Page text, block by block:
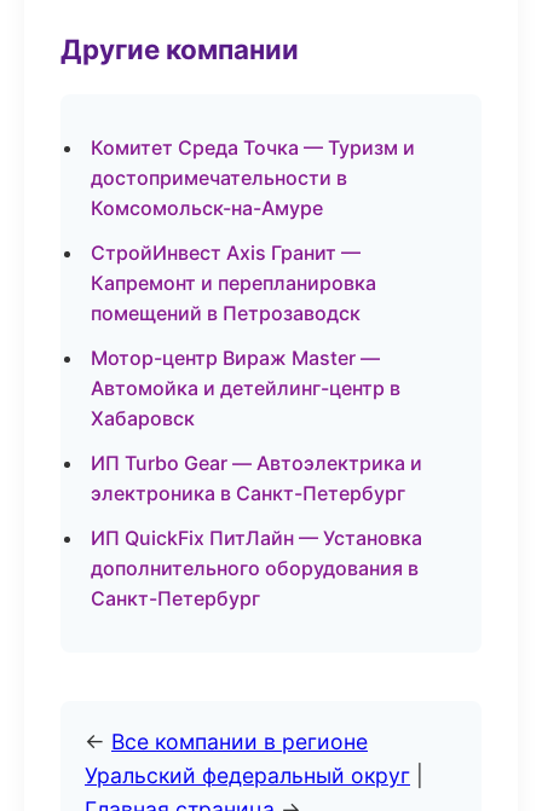
Другие компании
Комитет Среда Точка — Туризм и
достопримечательности в
Комсомольск-на-Амуре
СтройИнвест Axis Гранит —
Капремонт и перепланировка
помещений в Петрозаводск
Мотор-центр Вираж Master —
Автомойка и детейлинг-центр в
Хабаровск
ИП Turbo Gear — Автоэлектрика и
электроника в Санкт-Петербург
ИП QuickFix ПитЛайн — Установка
дополнительного оборудования в
Санкт-Петербург
← Все компании в регионе
Уральский федеральный округ